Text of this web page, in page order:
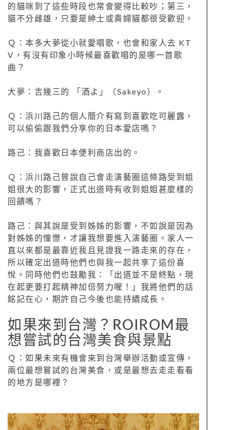
的貓咪到了這些時段也常會變得比較吵；第三，
貓不分雌雄，只要是紳士或貴婦貓都很受歡迎。
Ｑ：本多大夢從小就愛唱歌，也會和家人去 KT
V，有沒有印象小時候最喜歡唱的是哪一首歌
曲？
大夢：吉幾三的 「酒よ」（Sakeyo）。
Ｑ：浜川路己的個人簡介有寫到喜歡吃可麗露，
可以偷偷跟我們分享你的日本愛店嗎？
路己：我喜歡日本便利商店出的。
Ｑ：浜川路己曾說自己會走演藝圈這條路受到姐
姐很大的影響，正式出道時有收到姐姐甚麼樣的
回饋嗎？
路己：與其說是受到姊姊的影響，不如說是因為
對姊姊的憧憬，才讓我想要進入演藝圈。家人一
直以來都是最靠近我且見證我一路走來的存在，
所以確定出道時他們也與我一起共享了這份喜
悅。同時他們也鼓勵我：「出道並不是終點，現
在起更要打起精神加倍努力喔！」我將他們的話
銘記在心，期許自己今後也能持續成長。
如果來到台灣？ROIROM最
想嘗試的台灣美食與景點
Ｑ：如果未來有機會來到台灣舉辦活動或宣傳，
兩位最想嘗試的台灣美食，或是最想去走走看看
的地方是哪裡？